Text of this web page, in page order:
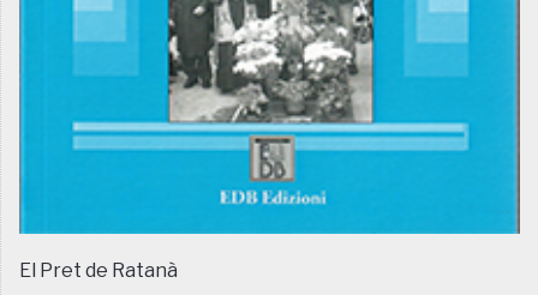
El Pret de Ratanà